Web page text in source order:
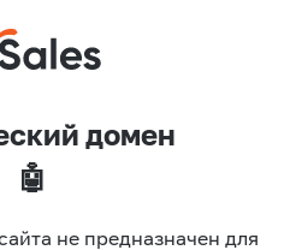
домен
🤖
не предназначен для